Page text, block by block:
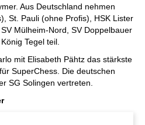
Aus Deutschland nehmen
St. Pauli (ohne Profis), HSK Lister
Mülheim-Nord, SV Doppelbauer
Tegel teil.
mit Elisabeth Pähtz das stärkste
SuperChess. Die deutschen
SG Solingen vertreten.